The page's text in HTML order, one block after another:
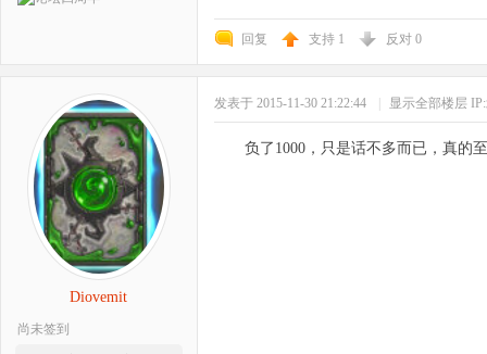
回复 支持 1 反对 0
Diovemit
尚未签到
发表于 2015-11-30 21:22:44 显示全部楼层
负了1000，只是话不多而已，真的